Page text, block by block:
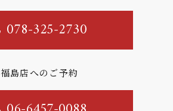
078-325-2730
福島店へのご予約